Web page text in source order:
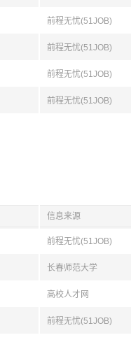
前程无忧(51JOB)
前程无忧(51JOB)
前程无忧(51JOB)
前程无忧(51JOB)
信息来源
前程无忧(51JOB)
长春师范大学
高校人才网
前程无忧(51JOB)